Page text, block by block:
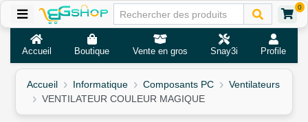
0
Accueil Boutique Vente en gros Snay3i Profile
Accueil Informatique Composants PC
Ventilateurs
VENTILATEUR COULEUR MAGIQUE